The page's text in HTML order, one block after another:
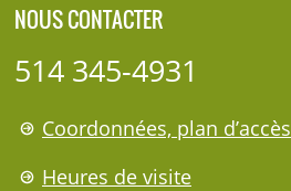
NOUS CONTACTER
514 345-4931
Coordonnées, plan d’accès
Heures de visite